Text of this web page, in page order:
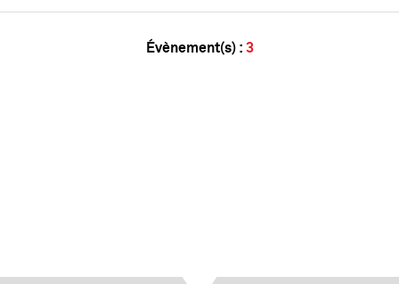
Évènement(s) : 3